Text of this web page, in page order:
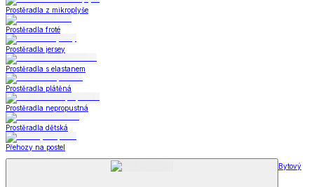
Prostěradla z mikroplyše
Prostěradla froté
Prostěradla jersey
Prostěradla s elastanem
Prostěradla plátěná
Prostěradla nepropustná
Prostěradla dětská
Přehozy na postel
Bytový